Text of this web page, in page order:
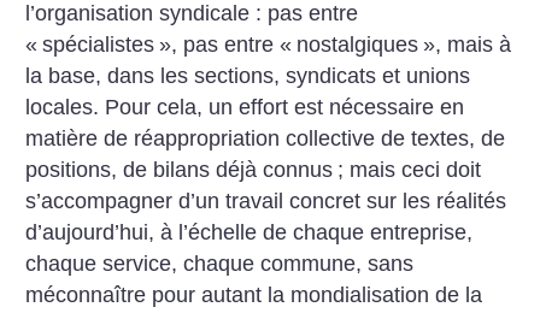
l’organisation syndicale : pas entre
« spécialistes », pas entre « nostalgiques », mais à
la base, dans les sections, syndicats et unions
locales. Pour cela, un effort est nécessaire en
matière de réappropriation collective de textes, de
positions, de bilans déjà connus ; mais ceci doit
s’accompagner d’un travail concret sur les réalités
d’aujourd’hui, à l’échelle de chaque entreprise,
chaque service, chaque commune, sans
méconnaître pour autant la mondialisation de la